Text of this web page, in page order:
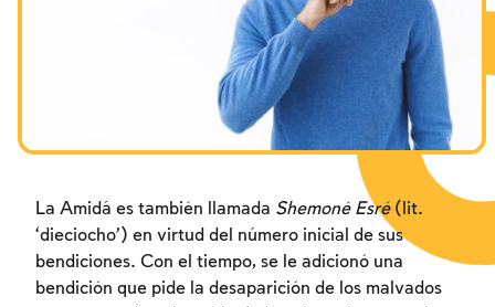
Los ayunos por la destrucción del Templo
La Amidá es también llamada Shemoné Esré(lit.
‘dieciocho’) en virtud del número inicial de sus
bendiciones. Con el tiempo, se le adicionó una
bendición que pide la desaparición de los malvados